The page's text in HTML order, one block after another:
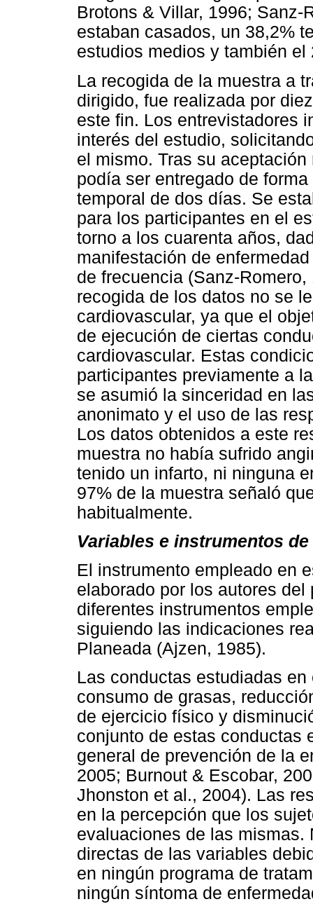
Brotons & Villar, 1996; Sanz-
estaban casados, un 38,2%
estudios medios y también
La recogida de la muestra a
dirigido, fue realizada por
este fin. Los entrevistadores
interés del estudio,
el mismo. Tras su
podía ser entregado de
temporal de dos días. Se
para los participantes en el
torno a los cuarenta años,
manifestación de
de frecuencia (Sanz-
recogida de los datos no se
cardiovascular, ya que el
de ejecución de ciertas
cardiovascular. Estas
participantes previamente a
se asumió la sinceridad en
anonimato y el uso de las
Los datos obtenidos a este
muestra no había sufrido
tenido un infarto, ni ninguna
97% de la muestra señaló
habitualmente.
Variables e instrumentos
El instrumento empleado en
elaborado por los autores
diferentes instrumentos
siguiendo las indicaciones
Planeada (Ajzen, 1985).
Las conductas estudiadas
consumo de grasas,
de ejercicio físico y
conjunto de estas conductas
general de prevención de la
2005; Burnout & Escobar,
Jhonston et al., 2004). Las
en la percepción que los
evaluaciones de las
directas de las variables
en ningún programa de
ningún síntoma de